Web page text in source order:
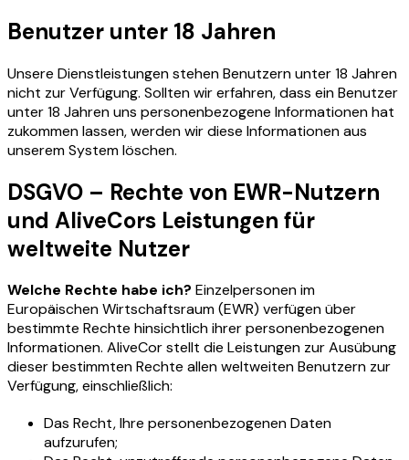
Benutzer unter 18 Jahren
Unsere Dienstleistungen stehen Benutzern unter 18 Jahren
nicht zur Verfügung. Sollten wir erfahren, dass ein Benutzer
unter 18 Jahren uns personenbezogene Informationen hat
zukommen lassen, werden wir diese Informationen aus
unserem System löschen.
DSGVO – Rechte von EWR-Nutzern
und AliveCors Leistungen für
weltweite Nutzer
Welche Rechte habe ich? Einzelpersonen im
Europäischen Wirtschaftsraum (EWR) verfügen über
bestimmte Rechte hinsichtlich ihrer personenbezogenen
Informationen. AliveCor stellt die Leistungen zur Ausübung
dieser bestimmten Rechte allen weltweiten Benutzern zur
Verfügung, einschließlich:
Das Recht, Ihre personenbezogenen Daten
aufzurufen;